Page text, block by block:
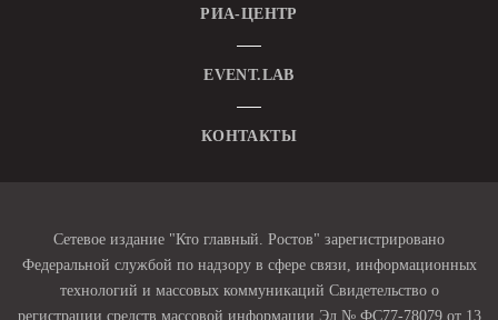
РИА-ЦЕНТР
EVENT.LAB
КОНТАКТЫ
Сетевое издание "Кто главный. Ростов" зарегистрировано
Федеральной службой по надзору в сфере связи, информационных
технологий и массовых коммуникаций Свидетельство о
регистрации средств массовой информации Эл № ФС77-78079 от 13